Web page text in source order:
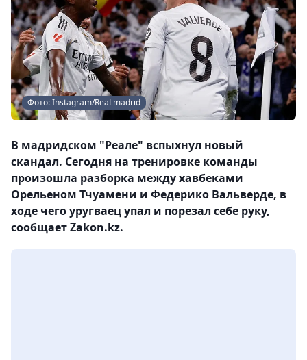
Фото: Instagram/ReaLmadrid
В мадридском "Реале" вспыхнул новый
скандал. Сегодня на тренировке команды
произошла разборка между хавбеками
Орельеном Тчуамени и Федерико Вальверде, в
ходе чего уругваец упал и порезал себе руку,
сообщает Zakon.kz.